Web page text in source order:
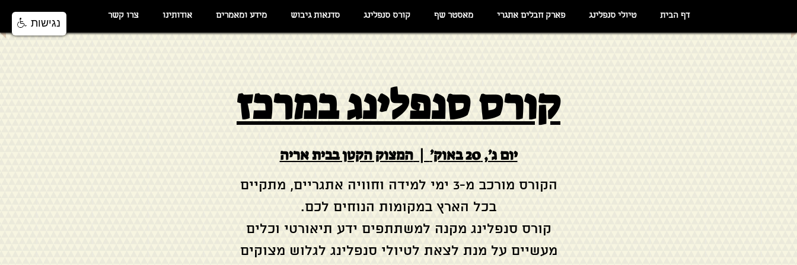
דף הבית טיולי סנפלינג פארק חבלים אתגרי מאסטר שף קורס סנפלינג סדנאות גיבוש מידע ומאמרים אודותינו צרו קשר
קורס סנפלינג במרכז
יום ג׳, 20 באוק׳
  |
המצוק הקטן בבית אריה
הקורס מורכב מ-3 ימי למידה וחוויה אתגריים, מתקיים
קורס סנפלינג מקנה למשתתפים ידע תיאורטי וכלים
מעשיים על מנת לצאת לטיולי סנפלינג לגלוש מצוקים
נגישות